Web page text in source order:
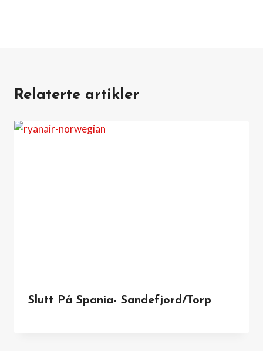
Relaterte artikler
Slutt På Spania- Sandefjord/Torp